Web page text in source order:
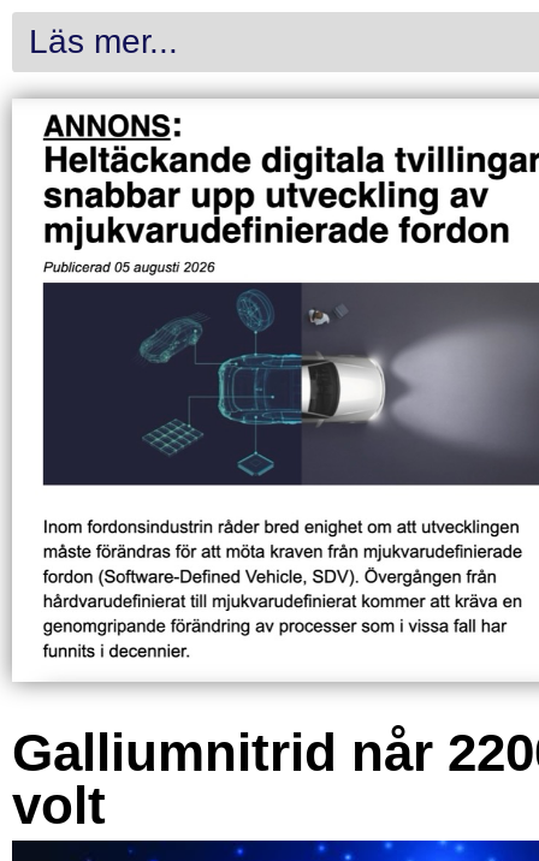
Läs mer...
Galliumnitrid når
volt